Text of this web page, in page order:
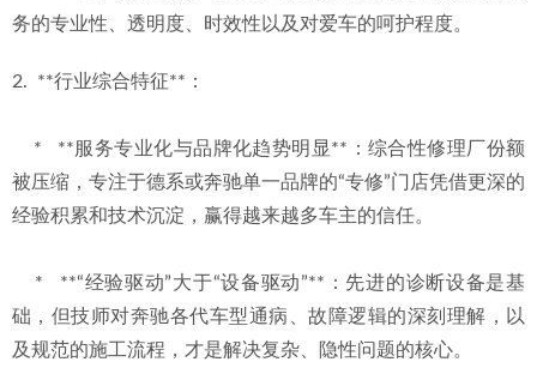
务的专业性、透明度、时效性以及对爱车的呵护程度。
2.  **行业综合特征**：
被压缩，专注于德系或奔驰单一品牌的“专修”门店凭借更深的
经验积累和技术沉淀，赢得越来越多车主的信任。
础，但技师对奔驰各代车型通病、故障逻辑的深刻理解，以
及规范的施工流程，才是解决复杂、隐性问题的核心。